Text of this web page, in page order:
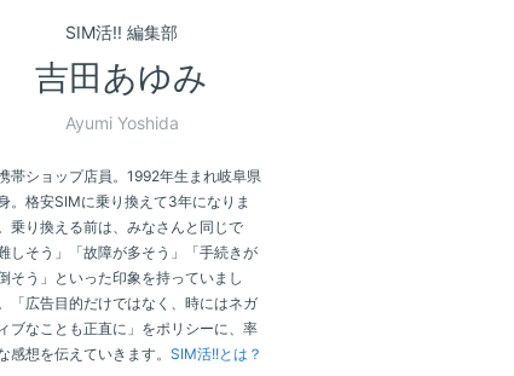
SIM活!! 編集部
吉田あゆみ
Ayumi Yoshida
帯ショップ店員。1992年生まれ岐阜県
。格安SIMに乗り換えて3年になりま
乗り換える前は、みなさんと同じで
難しそう」「故障が多そう」「手続きが
そう」といった印象を持っていまし
「広告目的だけではなく、時にはネガ
ブなことも正直に」をポリシーに、率
感想を伝えていきます。 SIM活!!とは？